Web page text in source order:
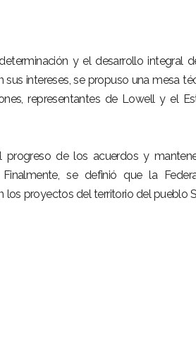
y el desarrollo integral
sus intereses, se propuso una mesa
representantes de Lowell y el
progreso de los acuerdos y
se definió que la
los proyectos del territorio del pueblo